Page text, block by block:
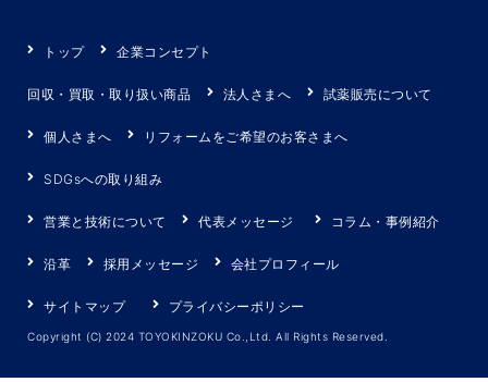
トップ 企業コンセプト
回収・買取・取り扱い商品 法人さまへ 試薬販売について
個人さまへ リフォームをご希望のお客さまへ
SDGsへの取り組み
営業と技術について 代表メッセージ コラム・事例紹介
沿革 採用メッセージ 会社プロフィール
サイトマップ プライバシーポリシー
Copyright (C) 2024 TOYOKINZOKU Co.,Ltd. All Rights Reserved.